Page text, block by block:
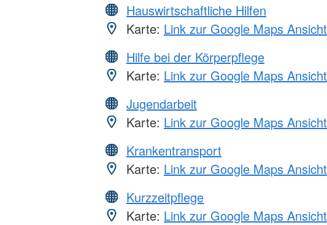
Hauswirtschaftliche Hilfen
Karte: Link zur Google Maps Ansicht
Hilfe bei der Körperpflege
Karte: Link zur Google Maps Ansicht
Jugendarbeit
Karte: Link zur Google Maps Ansicht
Krankentransport
Karte: Link zur Google Maps Ansicht
Kurzzeitpflege
Karte: Link zur Google Maps Ansicht